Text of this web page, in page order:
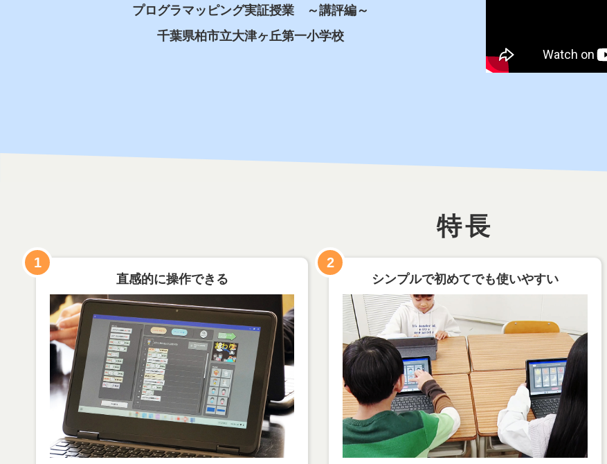
プログラマッピング実証授業 ～講評編～
千葉県柏市立大津ヶ丘第一小学校
特長
1
直感的に操作できる
2
シンプルで初めてでも使いやすい